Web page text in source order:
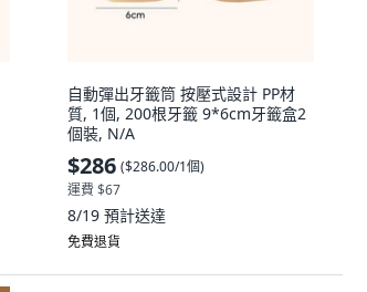
自動彈出牙籤筒 按壓式設計 PP材
質, 1個, 200根牙籤 9*6cm牙籤盒2
個裝, N/A
$286 ($286.00/1個)
運費 $67
8/19 預計送達
免費退貨